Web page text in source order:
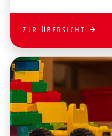
ZUR ÜBERSICHT